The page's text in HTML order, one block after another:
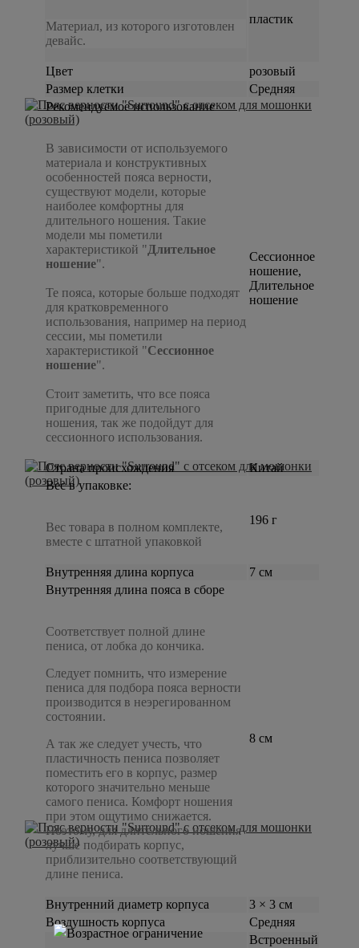
Материал, из которого изготовлен
девайс.
пластик
Цвет
розовый
Размер клетки
Средняя
Рекомендуемое использование
В зависимости от используемого
материала и конструктивных
особенностей пояса верности,
существуют модели, которые
наиболее комфортны для
длительного ношения. Такие
модели мы пометили
характеристикой "Длительное
ношение".
Те пояса, которые больше подходят
для кратковременного
использования, например на период
сессии, мы пометили
характеристикой "Сессионное
ношение".
Стоит заметить, что все пояса
пригодные для длительного
ношения, так же подойдут для
сессионного использования.
Сессионное
ношение,
Длительное
ношение
Страна происхождения
Китай
Вес в упаковке:
Вес товара в полном комплекте,
вместе с штатной упаковкой
196 г
Внутренняя длина корпуса
7 см
Внутренняя длина пояса в сборе
Соответствует полной длине
пениса, от лобка до кончика.
Следует помнить, что измерение
пениса для подбора пояса верности
производится в неэрегированном
состоянии.
А так же следует учесть, что
пластичность пениса позволяет
поместить его в корпус, размер
которого значительно меньше
самого пениса. Комфорт ношения
при этом ощутимо снижается.
Поэтому, для длительного ношения
лучше подбирать корпус,
приблизительно соответствующий
длине пениса.
8 см
Внутренний диаметр корпуса
3 × 3 см
Воздушность корпуса
Средняя
Встроенный